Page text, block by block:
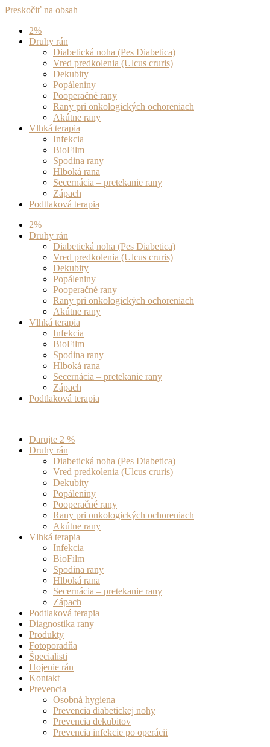
Preskočiť na obsah
2%
Druhy rán
Diabetická noha (Pes Diabetica)
Vred predkolenia (Ulcus cruris)
Dekubity
Popáleniny
Pooperačné rany
Rany pri onkologických ochoreniach
Akútne rany
Vlhká terapia
Infekcia
BioFilm
Spodina rany
Hlboká rana
Secernácia – pretekanie rany
Zápach
Podtlaková terapia
2%
Druhy rán
Diabetická noha (Pes Diabetica)
Vred predkolenia (Ulcus cruris)
Dekubity
Popáleniny
Pooperačné rany
Rany pri onkologických ochoreniach
Akútne rany
Vlhká terapia
Infekcia
BioFilm
Spodina rany
Hlboká rana
Secernácia – pretekanie rany
Zápach
Podtlaková terapia
Darujte 2 %
Druhy rán
Diabetická noha (Pes Diabetica)
Vred predkolenia (Ulcus cruris)
Dekubity
Popáleniny
Pooperačné rany
Rany pri onkologických ochoreniach
Akútne rany
Vlhká terapia
Infekcia
BioFilm
Spodina rany
Hlboká rana
Secernácia – pretekanie rany
Zápach
Podtlaková terapia
Diagnostika rany
Produkty
Fotoporadňa
Špecialisti
Hojenie rán
Kontakt
Prevencia
Osobná hygiena
Prevencia diabetickej nohy
Prevencia dekubitov
Prevencia infekcie po operácii